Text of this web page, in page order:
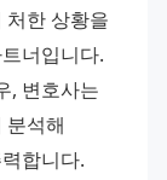
처한 상황을
너입니다.
, 변호사는
분석해
합니다.